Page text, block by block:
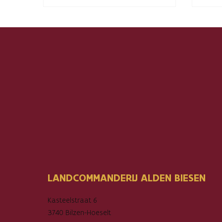
LANDCOMMANDERIJ ALDEN BIESEN
Kasteelstraat 6
3740 Bilzen-Hoeselt